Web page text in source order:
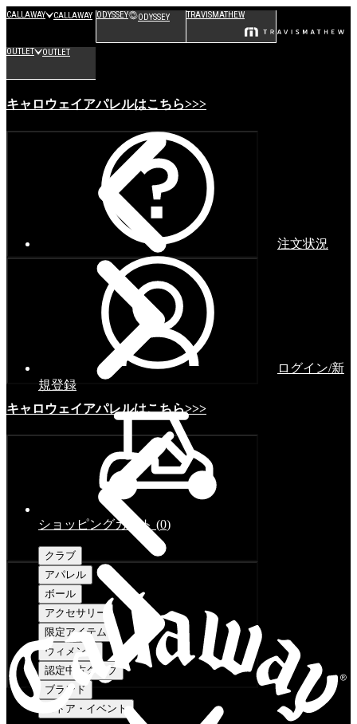
CALLAWAY CALLAWAY ODYSSEY ODYSSEY TRAVISMATHEW
OUTLET OUTLET
キャロウェイアパレルはこちら>>>
キャロウェイアパレルはこちら>>>
注文状況
ログイン/新
規登録
ショッピングカート (0)
クラブ
アパレル
ボール
アクセサリー
限定アイテム
ウィメンズ
認定中古クラブ
ブランド
ストア・イベント